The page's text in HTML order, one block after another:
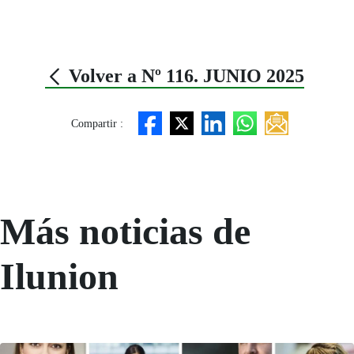
Volver a Nº 116. JUNIO 2025
Compartir :
Más noticias de
Ilunion